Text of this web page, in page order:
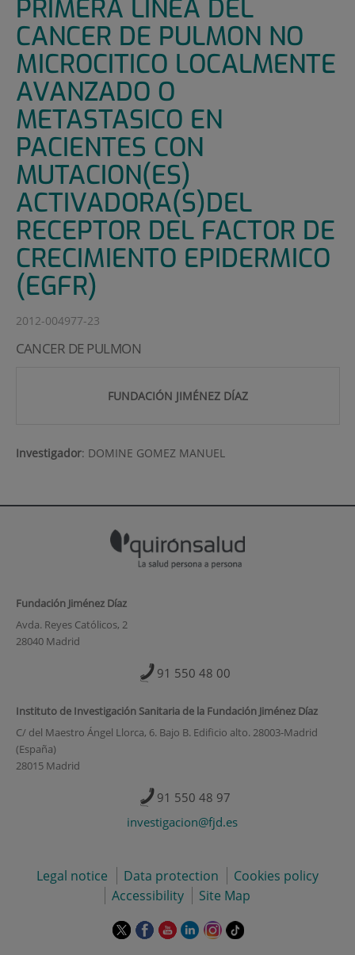
PRIMERA LINEA DEL
CANCER DE PULMON NO
MICROCITICO LOCALMENTE
AVANZADO O
METASTASICO EN
PACIENTES CON
MUTACION(ES)
ACTIVADORA(S)DEL
RECEPTOR DEL FACTOR DE
CRECIMIENTO EPIDERMICO
(EGFR)
2012-004977-23
CANCER DE PULMON
FUNDACIÓN JIMÉNEZ DÍAZ
Investigador: DOMINE GOMEZ MANUEL
Fundación Jiménez Díaz
Avda. Reyes Católicos, 2
28040 Madrid
91 550 48 00
Instituto de Investigación Sanitaria de la Fundación Jiménez Díaz
C/ del Maestro Ángel Llorca, 6. Bajo B. Edificio alto. 28003-Madrid
(España)
28015 Madrid
91 550 48 97
investigacion@fjd.es
Legal notice Data protection
Cookies policy
Accessibility
Site Map
This This This This This Link